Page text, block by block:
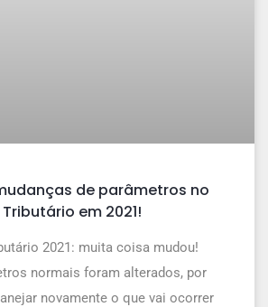
de parâmetros no
em 2021!
2021: muita coisa mudou!
normais foram alterados, por
novamente o que vai ocorrer